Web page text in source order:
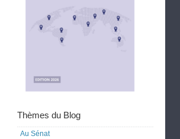
Thèmes du Blog
Au Sénat